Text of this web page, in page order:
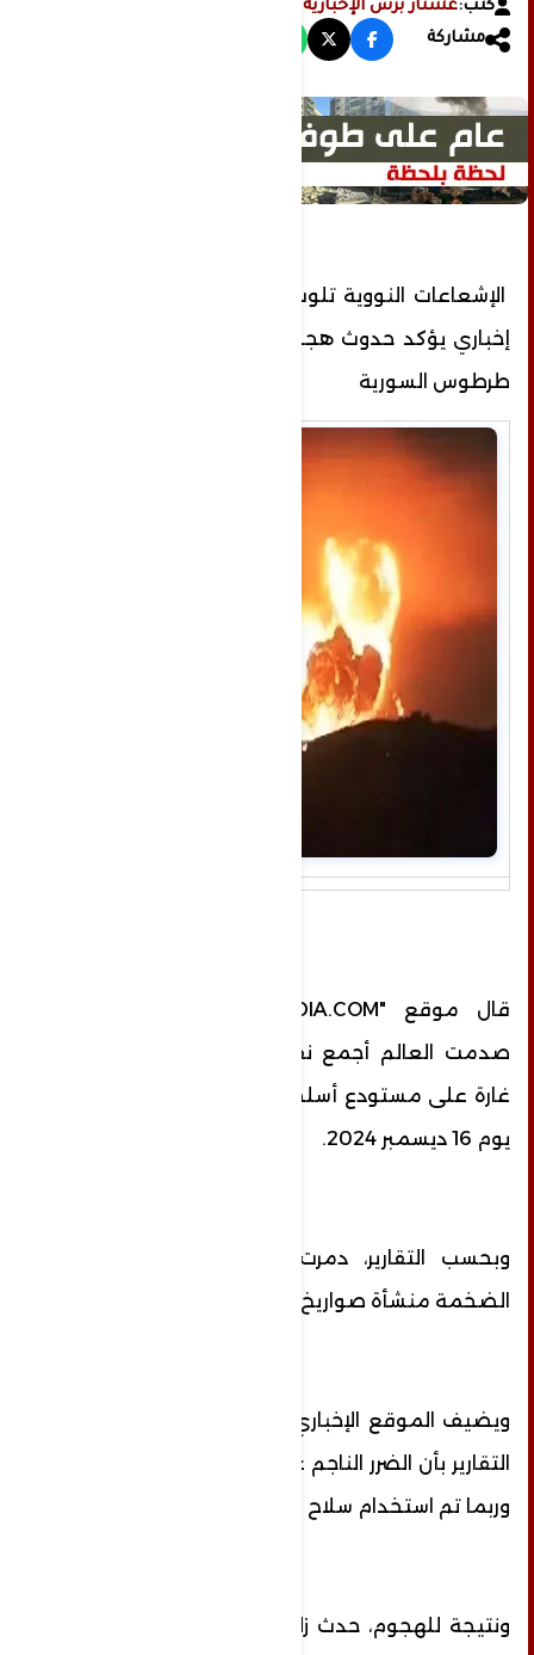
كتب:عشتار برس الإخبارية
مشاركة
الإشعاعات النووية تلوث مساحة كبيرة.. موقع
إخباري يؤكد حدوث هجوم نووي إسرائيلي على
طرطوس السورية
صدمت العالم أجمع نفذت القوات الإسرائيلية
غارة على مستودع أسلحة في طرطوس بسوريا
يوم 16 ديسمبر 2024.
وبحسب التقارير، دمرت إسرائيل خلال الضربة
الضخمة منشأة صواريخ "سكود".
ويضيف الموقع الإخباري أنه "ومع ذلك، تتكهن
التقارير بأن الضرر الناجم عن الضربة كان أكبر بكثير
وربما تم استخدام سلاح نووي محدود".